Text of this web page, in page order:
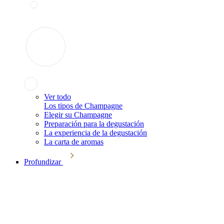
Ver todo
Los tipos de Champagne
Elegir su Champagne
Preparación para la degustación
La experiencia de la degustación
La carta de aromas
Profundizar